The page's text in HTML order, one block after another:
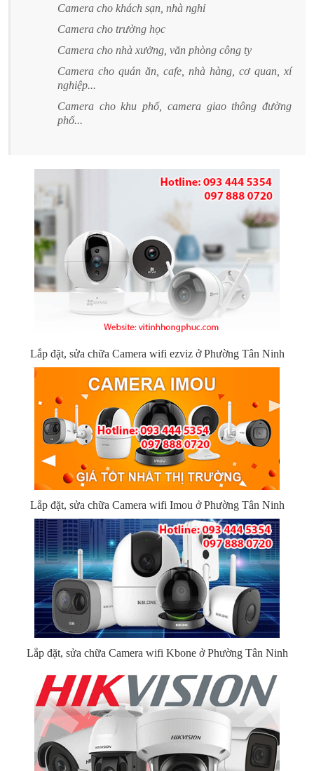
Camera cho khách sạn, nhà nghỉ
Camera cho trường học
Camera cho nhà xưởng, văn phòng công ty
Camera cho quán ăn, cafe, nhà hàng, cơ quan, xí
nghiệp...
Camera cho khu phố, camera giao thông đường
phố...
Lắp đặt, sửa chữa Camera wifi ezviz ở Phường Tân Ninh
Lắp đặt, sửa chữa Camera wifi Imou ở Phường Tân Ninh
Lắp đặt, sửa chữa Camera wifi Kbone ở Phường Tân Ninh